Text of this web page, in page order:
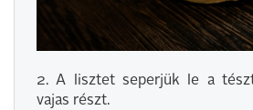
2. A lisztet seperjük le a
vajas részt.